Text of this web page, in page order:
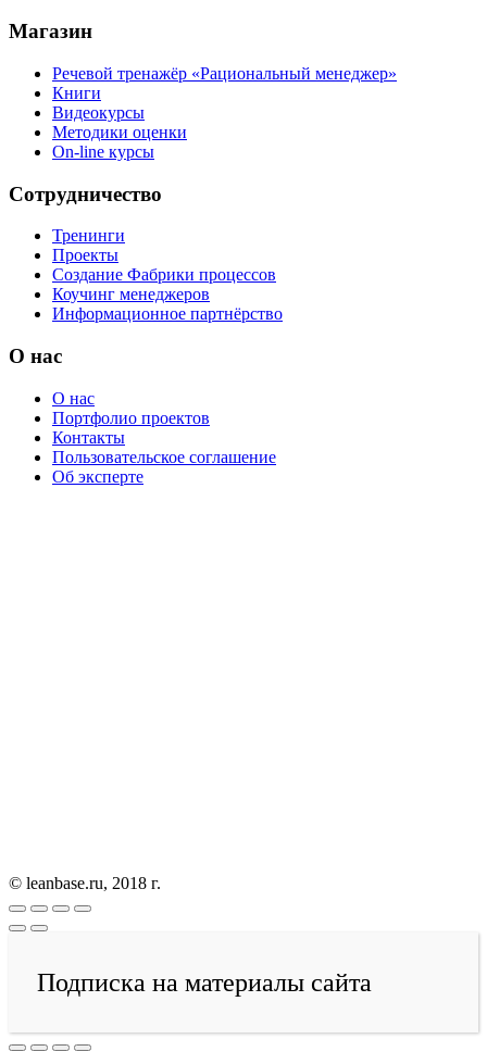
Магазин
Речевой тренажёр «Рациональный менеджер»
Книги
Видеокурсы
Методики оценки
On-line курсы
Сотрудничество
Тренинги
Проекты
Создание Фабрики процессов
Коучинг менеджеров
Информационное партнёрство
О нас
О нас
Портфолио проектов
Контакты
Пользовательское соглашение
Об эксперте
© leanbase.ru, 2018 г.
Подписка на материалы сайта